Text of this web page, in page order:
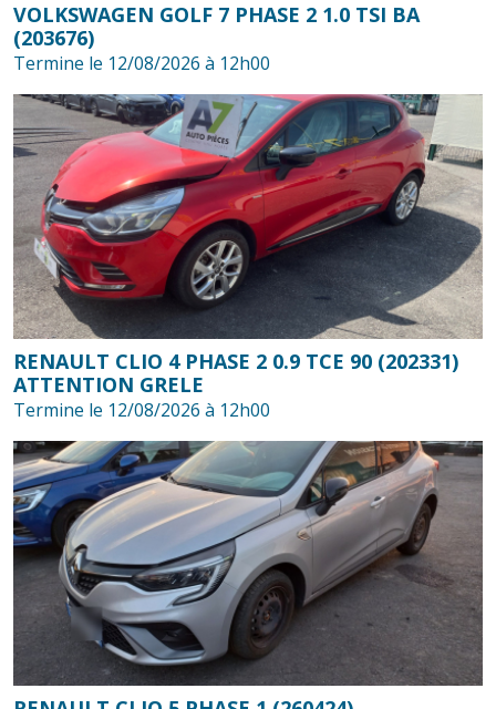
VOLKSWAGEN GOLF 7 PHASE 2 1.0 TSI BA
(203676)
Termine le 12/08/2026 à 12h00
RENAULT CLIO 4 PHASE 2 0.9 TCE 90 (202331)
ATTENTION GRELE
Termine le 12/08/2026 à 12h00